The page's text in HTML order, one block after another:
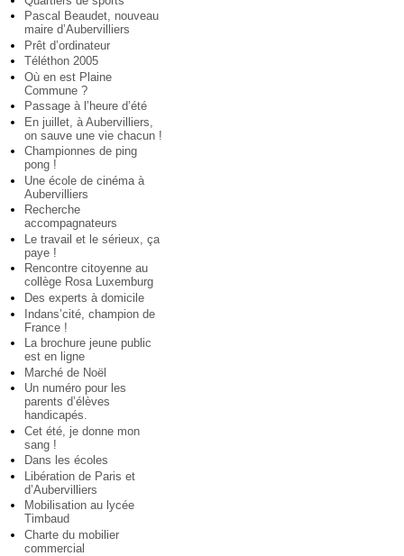
Pascal Beaudet, nouveau
maire d’Aubervilliers
Prêt d’ordinateur
Téléthon 2005
Où en est Plaine
Commune ?
Passage à l’heure d’été
En juillet, à Aubervilliers,
on sauve une vie chacun !
Championnes de ping
pong !
Une école de cinéma à
Aubervilliers
Recherche
accompagnateurs
Le travail et le sérieux, ça
paye !
Rencontre citoyenne au
collège Rosa Luxemburg
Des experts à domicile
Indans’cité, champion de
France !
La brochure jeune public
est en ligne
Marché de Noël
Un numéro pour les
parents d’élèves
handicapés.
Cet été, je donne mon
sang !
Dans les écoles
Libération de Paris et
d’Aubervilliers
Mobilisation au lycée
Timbaud
Charte du mobilier
commercial